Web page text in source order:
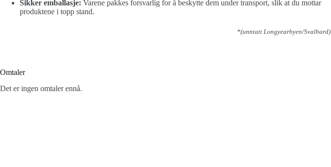
Sikker emballasje: Varene pakkes forsvarlig for å beskytte dem under transport, slik at du mottar
produktene i topp stand.
*(unntatt Longyearbyen/Svalbard)
Omtaler
Det er ingen omtaler ennå.